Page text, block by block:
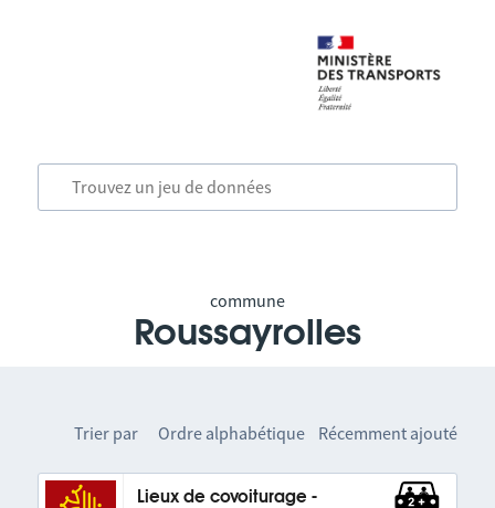
commune
Roussayrolles
Trier par Ordre alphabétique Récemment ajouté
Lieux de covoiturage -